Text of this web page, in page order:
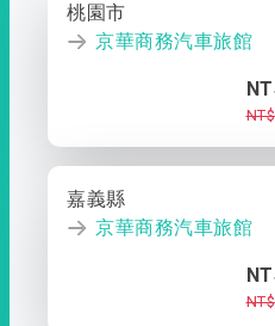
桃園市
京華商務汽車旅館
嘉義縣
京華商務汽車旅館